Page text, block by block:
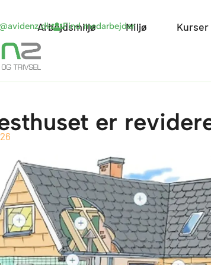
Find medarbejder
Arbejdsmiljø Open Arbejdsmiljø
Miljø Open Miljø
Kurser
er